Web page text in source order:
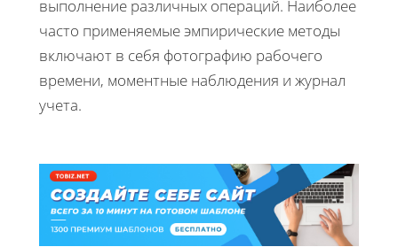
выполнение различных операций. Наиболее
часто применяемые эмпирические методы
включают в себя фотографию рабочего
времени, моментные наблюдения и журнал
учета.